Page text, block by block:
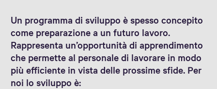
Un programma di sviluppo è spesso concepito
come preparazione a un futuro lavoro.
Rappresenta un’opportunità di apprendimento
che permette al personale di lavorare in modo
più efficiente in vista delle prossime sfide. Per
noi lo sviluppo è: